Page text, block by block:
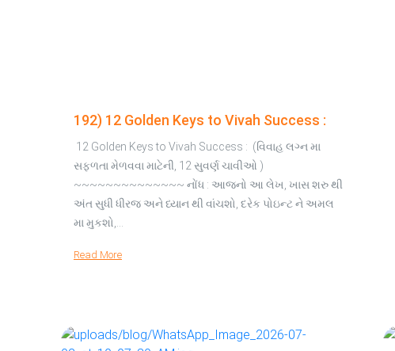
192) 12 Golden Keys to Vivah Success :
12 Golden Keys to Vivah Success : (વિવાહ લગ્ન મા
સફળતા મેળવવા માટેની, 12 સુવર્ણ ચાવીઓ )
~~~~~~~~~~~~~~ નોંધ : આજનો આ લેખ, ખાસ શરુ થી
અંત સુધી ધીરજ અને ધ્યાન થી વાંચશો, દરેક પોઇન્ટ ને અમલ
મા મુકશો,…
Read More